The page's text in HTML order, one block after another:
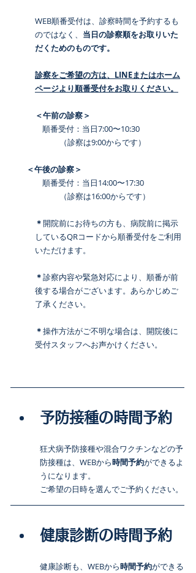
WEB順番受付は、診察時間を予約するも
のではなく、 当日の診察順をお取りいた
だくためのものです。
診察をご希望の方は、LINEまたはホーム
ページより順番受付をお取りください。
＜午前の診察＞
順番受付：当日7:00〜10:30
（診察は9:00からです）
＜午後の診察＞
順番受付：当日14:00〜17:30
（診察は16:00からです）
＊開院前にお待ちの方も、病院前に掲示
しているQRコードから順番受付をご利用
いただけます。
＊診察内容や緊急対応により、順番が前
後する場合がございます。あらかじめご
了承ください。
＊操作方法がご不明な場合は、開院後に
受付スタッフへお声かけください。
予防接種の時間予約
狂犬病予防接種や混合ワクチンなどの予
防接種は、WEBから時間予約ができるよ
うになります。
ご希望の日時を選んでご予約ください。
健康診断の時間予約
健康診断も、WEBから時間予約ができる